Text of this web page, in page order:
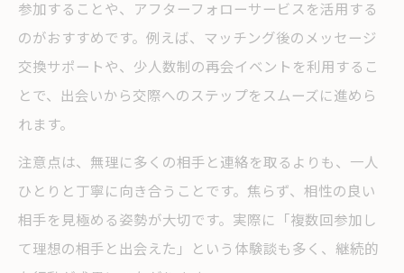
参加することや、アフターフォローサービスを活用する
のがおすすめです。例えば、マッチング後のメッセージ
交換サポートや、少人数制の再会イベントを利用するこ
とで、出会いから交際へのステップをスムーズに進めら
れます。
注意点は、無理に多くの相手と連絡を取るよりも、一人
ひとりと丁寧に向き合うことです。焦らず、相性の良い
相手を見極める姿勢が大切です。実際に「複数回参加し
て理想の相手と出会えた」という体験談も多く、継続的